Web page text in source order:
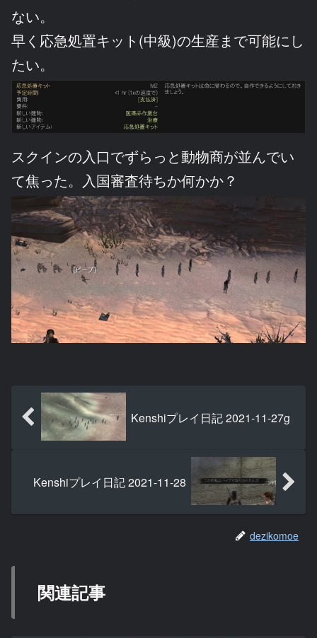
ない。
早く応急処置キット(中級)の生産まで可能にし
たい。
スクインの入口でずらっと動物商が並んでい
て焦った。入国審査待ちか何かか？
Kenshiプレイ日記 2021-11-27g
Kenshiプレイ日記 2021-11-28
dezikomoe
関連記事